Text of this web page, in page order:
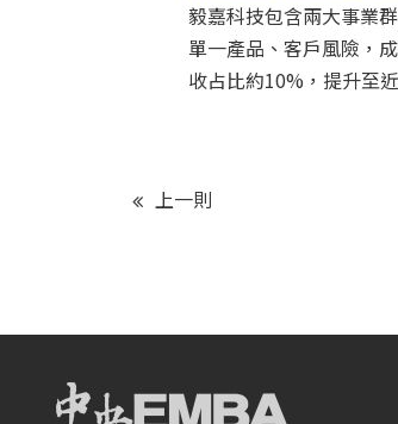
毅嘉科技包含兩大事業
單一產品、客戶風險，
收占比約10%，提升至
上一則